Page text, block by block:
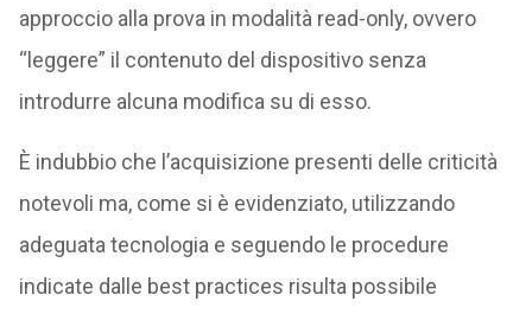
approccio alla prova in modalità read-only, ovvero
“leggere” il contenuto del dispositivo senza
introdurre alcuna modifica su di esso.
È indubbio che l’acquisizione presenti delle criticità
notevoli ma, come si è evidenziato, utilizzando
adeguata tecnologia e seguendo le procedure
indicate dalle best practices risulta possibile